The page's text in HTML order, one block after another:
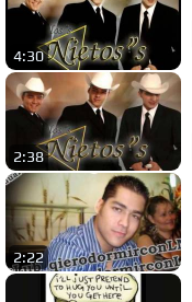
4:30
2:38
2:22